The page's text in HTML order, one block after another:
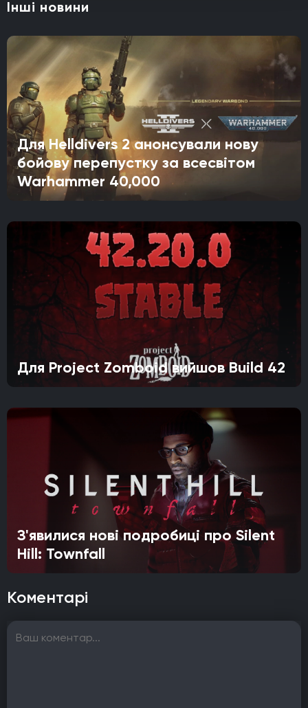
Інші новини
Для Helldivers 2 анонсували нову
бойову перепустку за всесвітом
Warhammer 40,000
Для Project Zomboid вийшов Build 42
З'явилися нові подробиці про Silent
Hill: Townfall
Коментарі